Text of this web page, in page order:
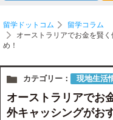
留学ドットコム
留学コラム
オーストラリアでお金を賢
め！
カテゴリー： 現地生活
オーストラリアでお
外キャッシングがお